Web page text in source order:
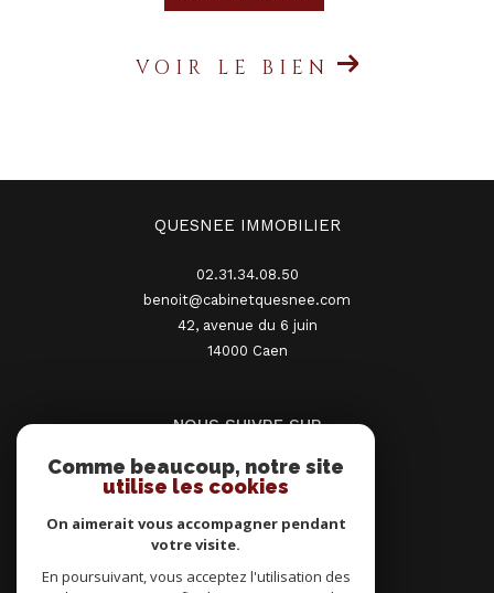
VOIR LE BIEN
QUESNEE IMMOBILIER
02.31.34.08.50
benoit@cabinetquesnee.com
42, avenue du 6 juin
14000
caen
NOUS SUIVRE SUR
ADHÉRENTS
Comme beaucoup, notre site
utilise les cookies
On aimerait vous accompagner pendant
votre visite.
En poursuivant, vous acceptez l'utilisation des